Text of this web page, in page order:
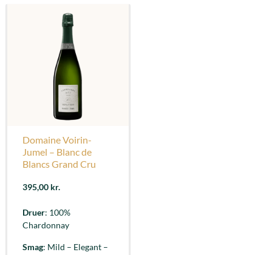
Domaine Voirin-
Jumel – Blanc de
Blancs Grand Cru
395,00 kr.
Druer: 100%
Chardonnay
Smag: Mild – Elegant –